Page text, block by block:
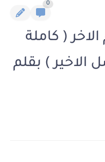
0
( كاملة
الاخير ) بقلم